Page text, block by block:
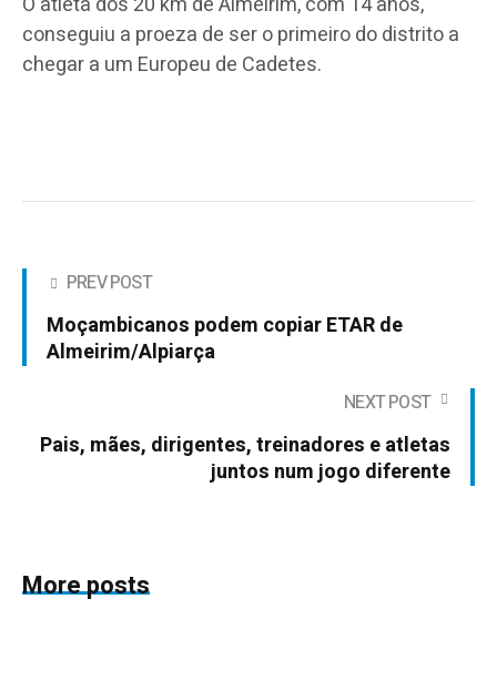
conseguiu a proeza de ser o primeiro do distrito a
chegar a um Europeu de Cadetes.
PREV POST
Moçambicanos podem copiar ETAR de
Almeirim/Alpiarça
NEXT POST
Pais, mães, dirigentes, treinadores e atletas
juntos num jogo diferente
More posts